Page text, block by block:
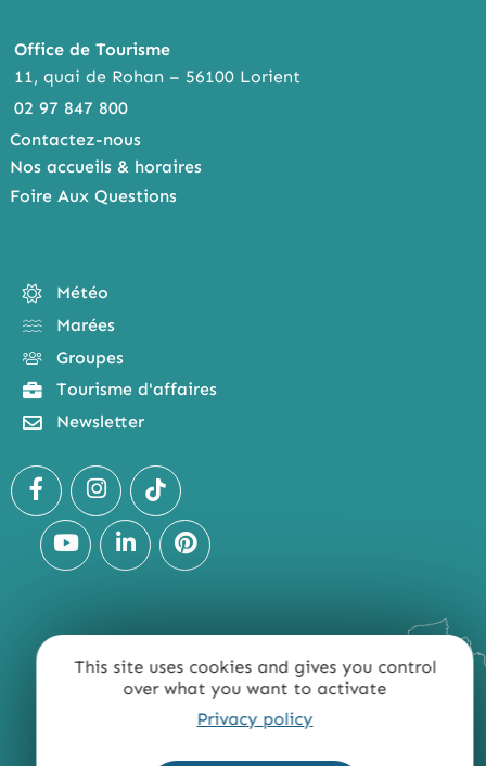
This site uses cookies and gives you control
over what you want to activate
Privacy policy
Office de Tourisme
11, quai de Rohan – 56100 Lorient
02 97 847 800
Contactez-nous
Nos accueils & horaires
Foire Aux Questions
Météo
Marées
Groupes
Tourisme d'affaires
Newsletter